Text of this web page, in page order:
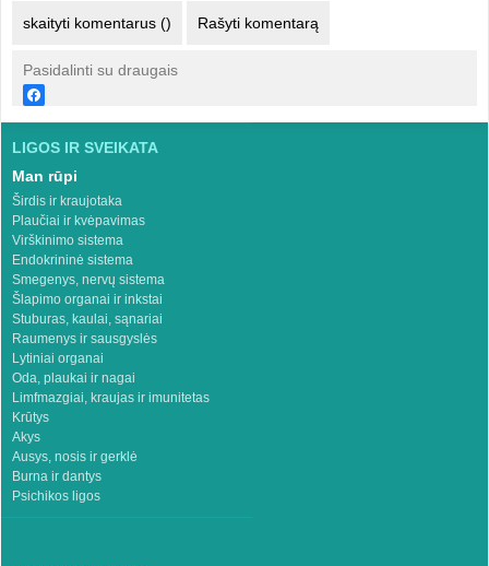
skaityti komentarus () Rašyti komentarą
Pasidalinti su draugais
LIGOS IR SVEIKATA
Man rūpi
Širdis ir kraujotaka
Plaučiai ir kvėpavimas
Virškinimo sistema
Endokrininė sistema
Smegenys, nervų sistema
Šlapimo organai ir inkstai
Stuburas, kaulai, sąnariai
Raumenys ir sausgyslės
Lytiniai organai
Oda, plaukai ir nagai
Limfmazgiai, kraujas ir imunitetas
Krūtys
Akys
Ausys, nosis ir gerklė
Burna ir dantys
Psichikos ligos